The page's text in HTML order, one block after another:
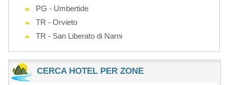
PG - Umbertide
TR - Orvieto
TR - San Liberato di Narni
CERCA HOTEL PER ZONE